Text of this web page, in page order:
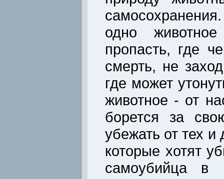
одно
пропасть, где
смерть, не
где может
животное - от
борется за
убежать от тех
которые хотят
самоубийца в